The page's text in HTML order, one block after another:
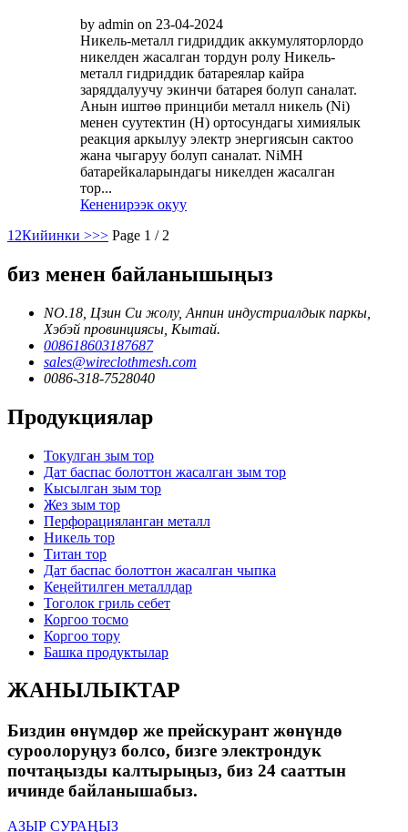
by admin on 23-04-2024
Никель-металл гидриддик аккумуляторлордо
никелден жасалган тордун ролу Никель-
металл гидриддик батареялар кайра
заряддалуучу экинчи батарея болуп саналат.
Анын иштөө принциби металл никель (Ni)
менен суутектин (Н) ортосундагы химиялык
реакция аркылуу электр энергиясын сактоо
жана чыгаруу болуп саналат. NiMH
батарейкаларындагы никелден жасалган
тор...
Кененирээк окуу
1 2Кийинки >>> Page 1 / 2
биз менен байланышыңыз
NO.18, Цзин Си жолу, Анпин индустриалдык паркы,
Хэбэй провинциясы, Кытай.
008618603187687
sales@wireclothmesh.com
0086-318-7528040
Продукциялар
Токулган зым тор
Дат баспас болоттон жасалган зым тор
Кысылган зым тор
Жез зым тор
Перфорацияланган металл
Никель тор
Титан тор
Дат баспас болоттон жасалган чыпка
Кеңейтилген металлдар
Тоголок гриль себет
Коргоо тосмо
Коргоо тору
Башка продуктылар
ЖАНЫЛЫКТАР
Биздин өнүмдөр же прейскурант жөнүндө
суроолоруңуз болсо, бизге электрондук
почтаңызды калтырыңыз, биз 24 сааттын
ичинде байланышабыз.
АЗЫР СУРАҢЫЗ